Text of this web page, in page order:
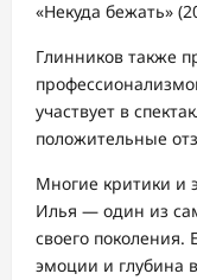
«Некуда бежать»
Глинников также
участвует в
положительные
Многие критики и
Илья — один из
своего поколения.
эмоции и глубина